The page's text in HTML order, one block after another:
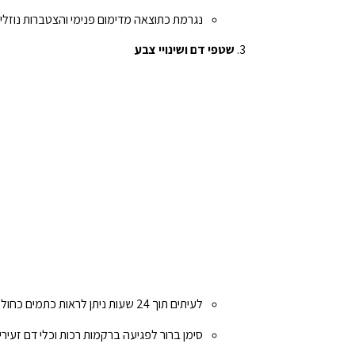
נגרמת כתוצאה מדימום פנימי והצטברות
שטפי דם ושינויי צבע
לעיתים תוך 24 שעות ניתן לראות כתמים כחולים-סגולים או ירקרקים סביב הקרסול.
סימן ברור לפגיעה ברקמות רכות וכלי דם